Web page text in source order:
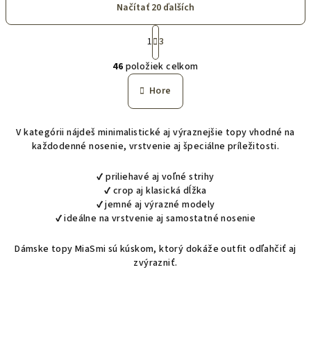
O
v
l
á
a
c
i
e
p
r
k
y
Načítať 20 ďalších
S
t
r
á
n
k
o
v
a
n
e
1 3
46 položiek celkom
Hore
V kategórii nájdeš minimalistické aj výraznejšie topy vhodné na
každodenné nosenie, vrstvenie aj špeciálne príležitosti.
✔ priliehavé aj voľné strihy
✔ crop aj klasická dĺžka
✔ jemné aj výrazné modely
✔ ideálne na vrstvenie aj samostatné nosenie
Dámske topy MiaSmi sú kúskom, ktorý dokáže outfit odľahčiť aj
zvýrazniť.